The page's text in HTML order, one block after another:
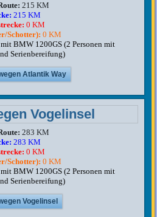
215 KM
215 KM
0 KM
Schotter): 0 KM
BMW 1200GS (2 Personen mit
Serienbereifung)
Atlantik Way
Vogelinsel
283 KM
283 KM
0 KM
Schotter): 0 KM
BMW 1200GS (2 Personen mit
Serienbereifung)
Vogelinsel